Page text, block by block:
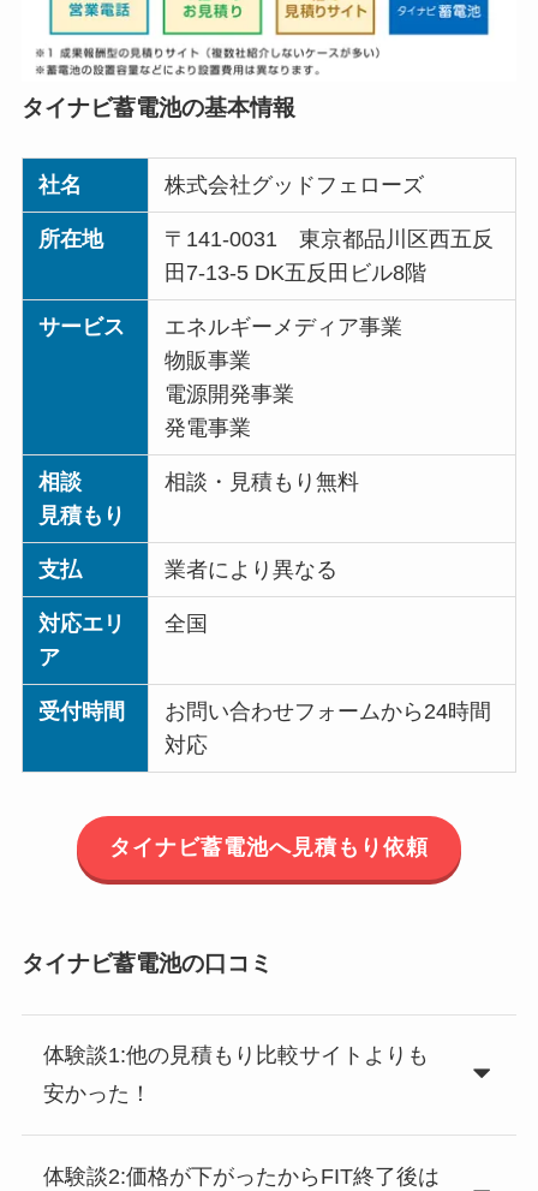
タイナビ蓄電池の基本情報
社名 株式会社グッドフェローズ
所在地
〒141-0031 東京都品川区西五反
田7-13-5 DK五反田ビル8階
サービス
エネルギーメディア事業
物販事業
電源開発事業
発電事業
相談
見積もり
相談・見積もり無料
支払 業者により異なる
対応エリ
ア
全国
受付時間
お問い合わせフォームから24時間
対応
タイナビ蓄電池へ見積もり依頼
タイナビ蓄電池の口コミ
体験談1:他の見積もり比較サイトよりも
安かった！
体験談2:価格が下がったからFIT終了後は